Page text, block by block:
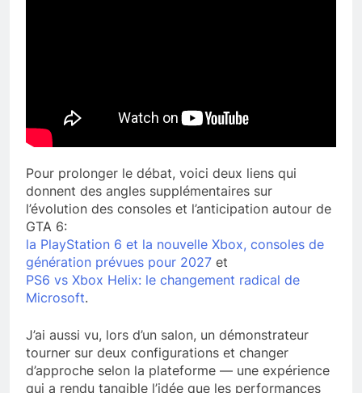
Pour prolonger le débat, voici deux liens qui
donnent des angles supplémentaires sur
l’évolution des consoles et l’anticipation autour de
GTA 6:
la PlayStation 6 et la nouvelle Xbox, consoles de
génération prévues pour 2027 et
PS6 vs Xbox Helix: le changement radical de
Microsoft.
J’ai aussi vu, lors d’un salon, un démonstrateur
tourner sur deux configurations et changer
d’approche selon la plateforme — une expérience
qui a rendu tangible l’idée que les performances